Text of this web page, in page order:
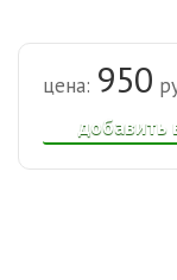
добавить
цена: 950